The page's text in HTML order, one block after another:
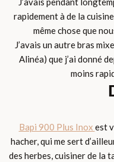
rapidement à de la
même chose que
J’avais un autre bras
Alinéa) que j’ai donné
moins
Bapi 900 Plus Inox est
hacher, qui me sert
des herbes, cuisiner de la